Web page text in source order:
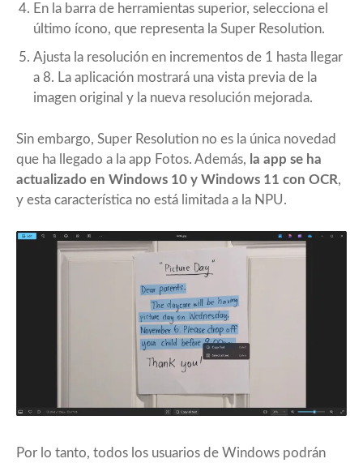
En la barra de herramientas superior, selecciona el
último ícono, que representa la Super Resolution.
Ajusta la resolución en incrementos de 1 hasta llegar
a 8. La aplicación mostrará una vista previa de la
imagen original y la nueva resolución mejorada.
Sin embargo, Super Resolution no es la única novedad
que ha llegado a la app Fotos. Además, la app se ha
actualizado en Windows 10 y Windows 11 con OCR,
y esta característica no está limitada a la NPU.
Por lo tanto, todos los usuarios de Windows podrán